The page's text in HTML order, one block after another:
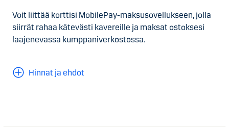
Voit liittää korttisi MobilePay-maksusovellukseen, jolla
siirrät rahaa kätevästi kavereille ja maksat ostoksesi
laajenevassa kumppaniverkostossa.
Hinnat ja ehdot